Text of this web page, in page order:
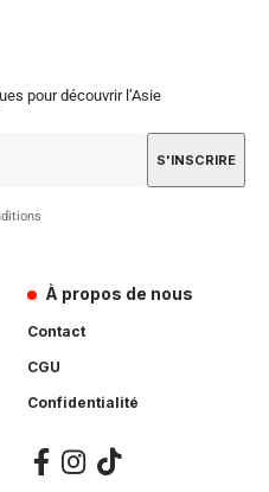
pour découvrir l’Asie
À propos de nous
Contact
CGU
Confidentialité